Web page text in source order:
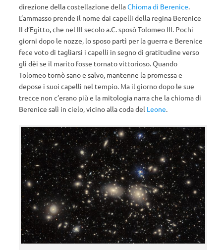
direzione della costellazione dellaChioma di Berenice.
L’ammasso prende il nome dai capelli della regina Berenice
II d’Egitto, che nel III secolo a.C. sposò Tolomeo III. Pochi
giorni dopo le nozze, lo sposo partì per la guerra e Berenice
fece voto di tagliarsi i capelli in segno di gratitudine verso
gli dèi se il marito fosse tornato vittorioso. Quando
Tolomeo tornò sano e salvo, mantenne la promessa e
depose i suoi capelli nel tempio. Ma il giorno dopo le sue
trecce non c’erano più e la mitologia narra che la chioma di
Berenice salì in cielo, vicino alla coda del Leone.